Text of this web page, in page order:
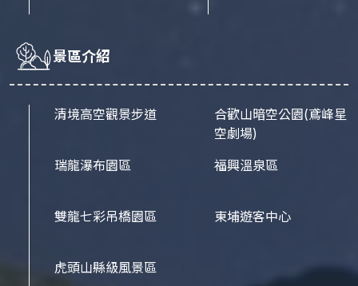
景區介紹
清境高空觀景步道
瑞龍瀑布園區
雙龍七彩吊橋園區
虎頭山縣級風景區
合歡山暗空公園(鳶峰星
空劇場)
福興溫泉區
東埔遊客中心